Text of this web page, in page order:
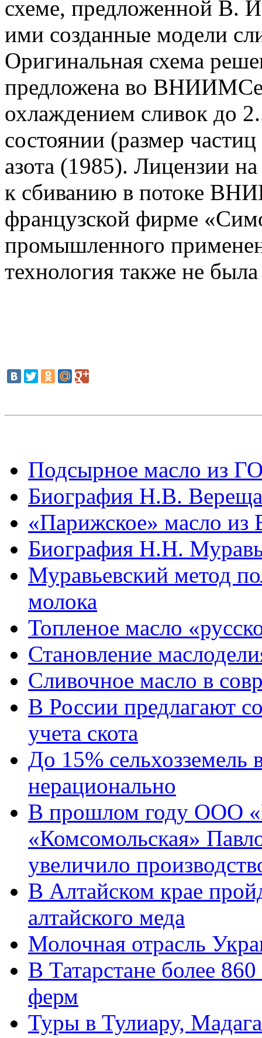
схеме, предложенной В.
ими созданные модели
Оригинальная схема
предложена во
охлаждением сливок до
состоянии (размер
азота (1985). Лицензии
к сбиванию в потоке
французской фирме
промышленного
технология также не
Подсырное масло из
Биография Н.В.
«Парижское» масло из
Биография Н.Н.
Муравьевский метод
молока
Топленое масло
Становление
Сливочное масло в
В России предлагают
учета скота
До 15% сельхозземель
нерационально
В прошлом году ООО
«Комсомольская»
увеличило
В Алтайском крае
алтайского меда
Молочная отрасль
В Татарстане более
ферм
Туры в Тулиару,